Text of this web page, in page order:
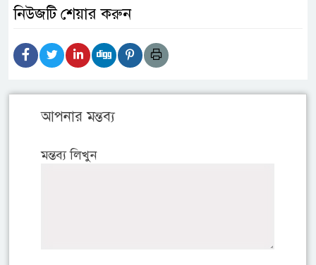
নিউজটি শেয়ার করুন
আপনার মন্তব্য
মন্তব্য লিখুন